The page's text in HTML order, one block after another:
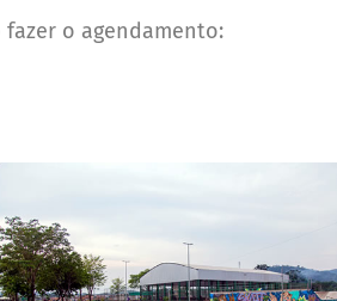
o agendamento: